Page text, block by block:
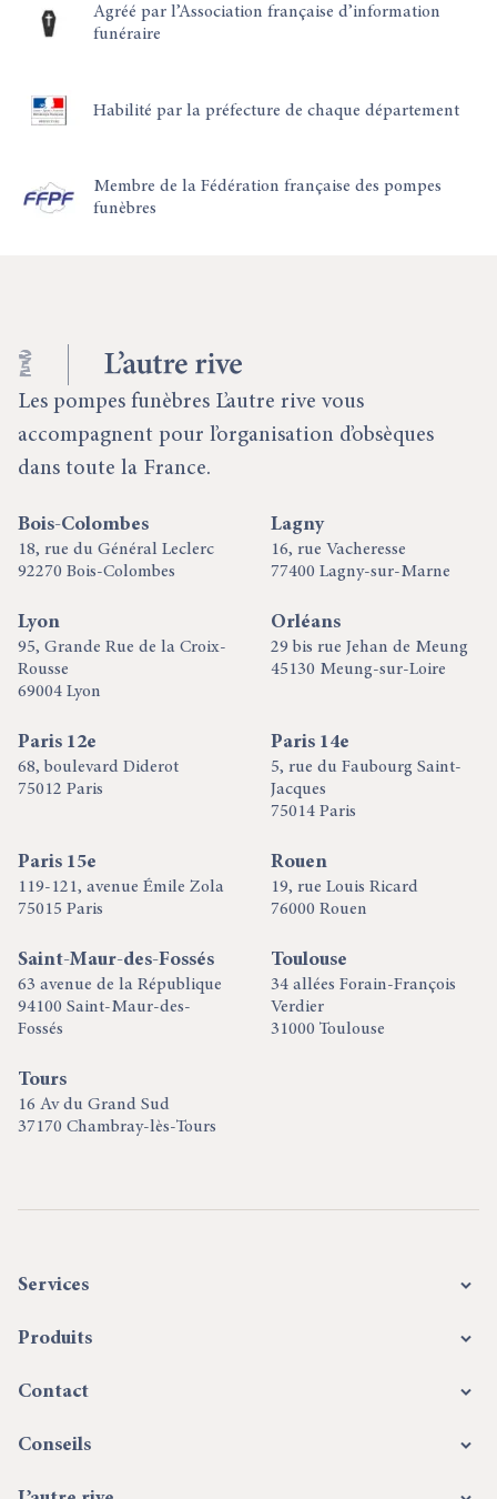
Agréé par l’Association française d’information
funéraire
Habilité par la préfecture de chaque département
Membre de la Fédération française des pompes
funèbres
Les pompes funèbres L’autre rive vous
accompagnent pour l’organisation d’obsèques
dans toute la France.
Bois-Colombes
18, rue du Général Leclerc
92270 Bois-Colombes
Lagny
16, rue Vacheresse
77400 Lagny-sur-Marne
Lyon
95, Grande Rue de la Croix-
Rousse
69004 Lyon
Orléans
29 bis rue Jehan de Meung
45130 Meung-sur-Loire
Paris 12e
68, boulevard Diderot
75012 Paris
Paris 14e
5, rue du Faubourg Saint-
Jacques
75014 Paris
Paris 15e
119-121, avenue Émile Zola
75015 Paris
Rouen
19, rue Louis Ricard
76000 Rouen
Saint-Maur-des-Fossés
63 avenue de la République
94100 Saint-Maur-des-
Fossés
Toulouse
34 allées Forain-François
Verdier
31000 Toulouse
Tours
16 Av du Grand Sud
37170 Chambray-lès-Tours
Services
Produits
Contact
Conseils